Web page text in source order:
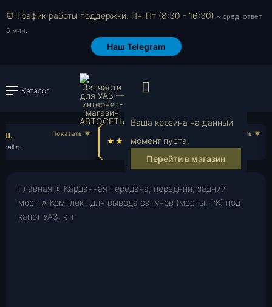
⏰ График работы поддержки: Пн-Пт (8:30 - 16:30) ~ сред. ответ
5 мин.
Наш Telegram
Каталог Войти или
Ваша корзина на данный
момент пуста.
Перейти в магазин
sa***@yandex.ru
Главная » Карданная передача, передний, задний
мост » Комплект для вывода сапунов (мосты, РК) под
капот УАЗ, к-т